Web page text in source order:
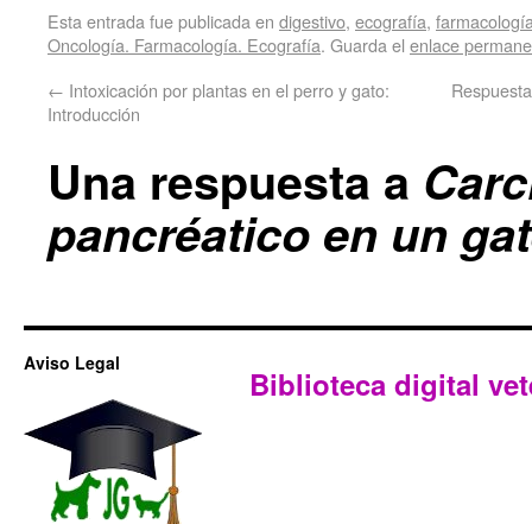
Esta entrada fue publicada en digestivo, ecografía,
Oncología. Farmacología. Ecografía. Guarda el enlace
← Intoxicación por plantas en el perro y gato:
Introducción
Una respuesta a
pancréatico en un
Aviso Legal
Biblioteca digital